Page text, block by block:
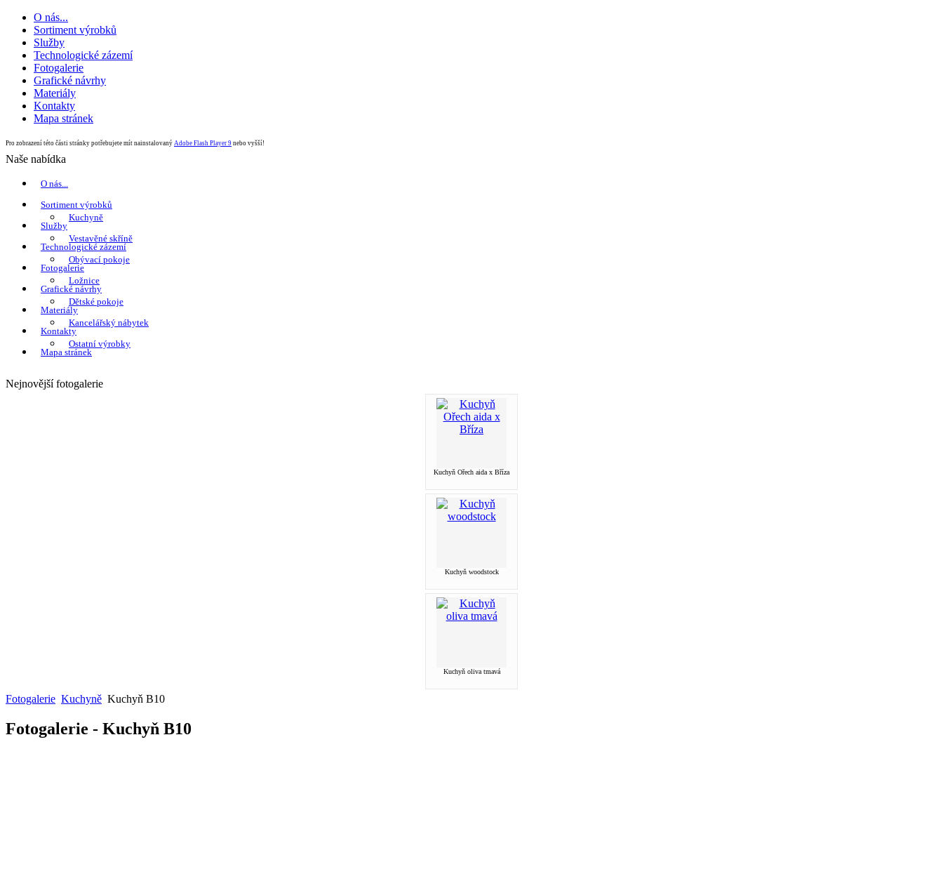
O nás...
Sortiment výrobků
Služby
Technologické zázemí
Fotogalerie
Grafické návrhy
Materiály
Kontakty
Mapa stránek
Pro zobrazení této části stránky potřebujete mít nainstalovaný Adobe Flash Player 9 nebo vyšší!
Naše nabídka
O nás...
Sortiment výrobků
Kuchyně
Vestavěné skříně
Obývací pokoje
Ložnice
Dětské pokoje
Kancelářský nábytek
Ostatní výrobky
Služby
Technologické zázemí
Fotogalerie
Grafické návrhy
Materiály
Kontakty
Mapa stránek
Nejnovější fotogalerie
Kuchyň Ořech aida x Bříza
Kuchyň woodstock
Kuchyň oliva tmavá
Fotogalerie Kuchyně Kuchyň B10
Fotogalerie - Kuchyň B10